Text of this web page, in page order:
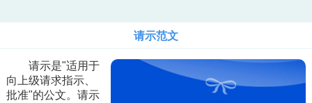
请示范文
请示是"适用于
向上级请求指示、
批准"的公文。请示